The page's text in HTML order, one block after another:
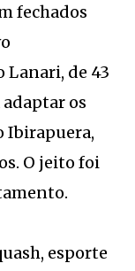
fechados
Lanari, de 43
os
Ibirapuera,
O jeito foi
esporte